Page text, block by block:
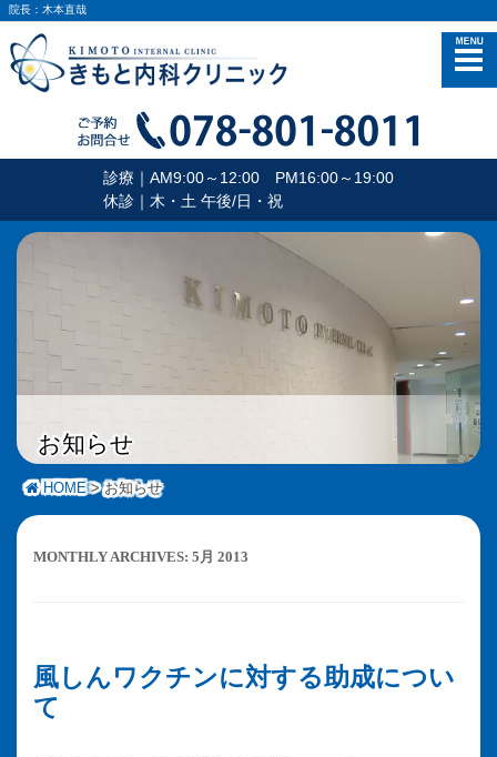
院長：木本直哉
診療｜AM9:00～12:00 PM16:00～19:00
休診｜木・土 午後/日・祝
お知らせ
HOME お知らせ
MONTHLY ARCHIVES: 5月 2013
風しんワクチンに対する助成につい
て